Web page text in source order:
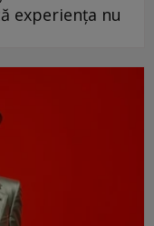
experiența nu